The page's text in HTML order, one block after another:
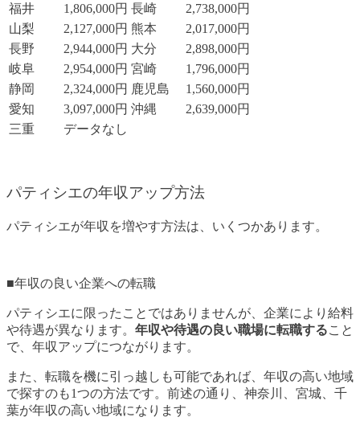
福井
1,806,000円 長崎
2,738,000円
山梨
2,127,000円 熊本
2,017,000円
長野
2,944,000円 大分
2,898,000円
岐阜
2,954,000円 宮崎
1,796,000円
静岡
2,324,000円 鹿児島
1,560,000円
愛知
3,097,000円 沖縄
2,639,000円
三重
データなし
パティシエの年収アップ方法
パティシエが年収を増やす方法は、いくつかあります。
■年収の良い企業への転職
パティシエに限ったことではありませんが、企業により給料
や待遇が異なります。 年収や待遇の良い職場に転職すること
で、年収アップにつながります。
また、転職を機に引っ越しも可能であれば、年収の高い地域
で探すのも1つの方法です。前述の通り、神奈川、宮城、千
葉が年収の高い地域になります。